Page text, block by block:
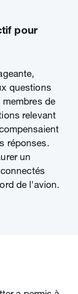
pour
questions
de
relevant
réponses.
un
de l'avion.